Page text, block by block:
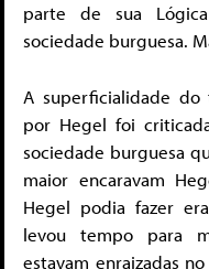
parte de sua
sociedade burguesa.
A superficialidade
por Hegel foi
sociedade burguesa
maior encaravam
Hegel podia fazer
levou tempo para
estavam enraizadas